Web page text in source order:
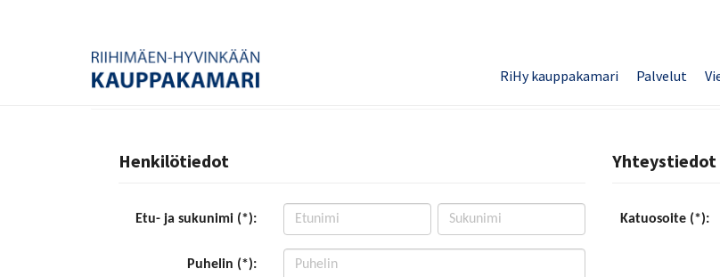
RiHy kauppakamari Palvelut
Henkilötiedot
Etu- ja sukunimi (*):
Puhelin (*):
Yhteystiedot
Katuosoite (*):